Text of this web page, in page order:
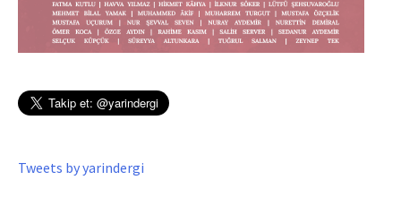
Tweets by yarindergi